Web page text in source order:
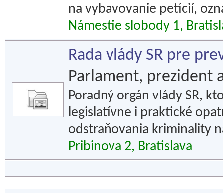
na vybavovanie petícií,
Námestie slobody 1,
Rada vlády SR pre
Parlament, prezident
Poradný orgán vlády SR,
legislatívne i praktické
odstraňovania kriminality
Pribinova 2, Bratislava